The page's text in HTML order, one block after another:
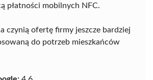
płatności mobilnych NFC.
czynią ofertę firmy jeszcze bardziej
do potrzeb mieszkańców